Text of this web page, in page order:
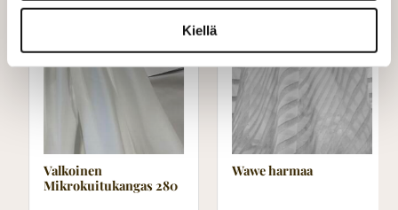
Kiellä
Valkoinen
Mikrokuitukangas 280
Wawe harmaa